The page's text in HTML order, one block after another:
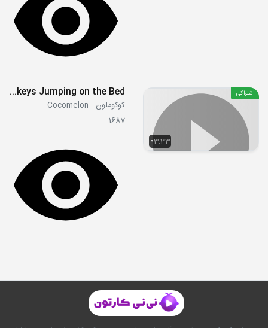
03:33
اشتراکی Five Little Monkeys Jumping on the Bed
کوکوملون - Cocomelon
1687